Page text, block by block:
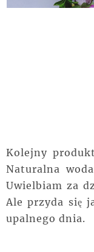
Kolejny
Naturalna
Uwielbiam za
Ale przyda się
upalnego dnia.